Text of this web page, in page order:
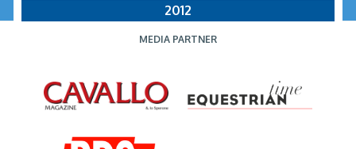
2012
MEDIA PARTNER